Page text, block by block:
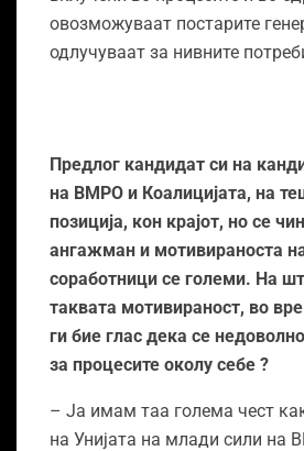
овозможуваат постарите
одлучуваат за нивните
Предлог кандидат си на
на ВМРО и Коалицијата, на
позиција, кон крајот, но се
ангажман и мотивираноста
соработници се големи. На
таквата мотивираност, во
ги бие глас дека се
за процесите околу себе ?
– Ја имам таа голема чест
на Унијата на млади сили